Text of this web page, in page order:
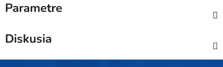
Parametre
Diskusia